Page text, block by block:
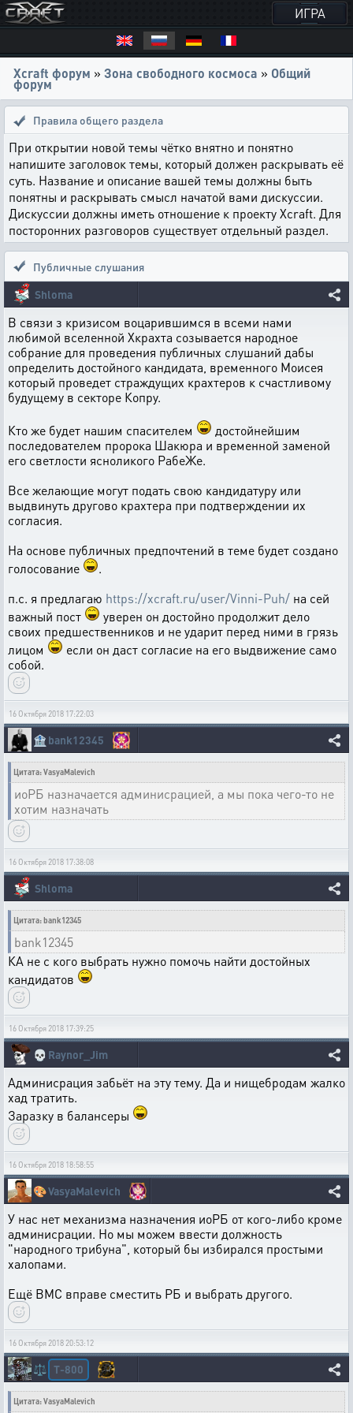
ИГРА
Xcraft форум » Зона свободного космоса » Общий
форум
Правила общего раздела
При открытии новой темы чётко внятно и понятно
напишите заголовок темы, который должен раскрывать её
суть. Название и описание вашей темы должны быть
понятны и раскрывать смысл начатой вами дискуссии.
Дискуссии должны иметь отношение к проекту Xcraft. Для
посторонних разговоров существует отдельный раздел.
Публичные слушания
Shloma
В связи з кризисом воцарившимся в всеми нами
любимой вселенной Хкрахта созывается народное
собрание для проведения публичных слушаний дабы
определить достойного кандидата, временного Моисея
который проведет страждущих крахтеров к счастливому
будущему в секторе Копру.
Кто же будет нашим спасителем
достойнейшим
последователем пророка Шакюра и временной заменой
его светлости ясноликого РабеЖе.
Все желающие могут подать свою кандидатуру или
выдвинуть другово крахтера при подтверждении их
согласия.
На основе публичных предпочтений в теме будет создано
голосование
.
п.с. я предлагаю https://xcraft.ru/user/Vinni-Puh/ на сей
важный пост
уверен он достойно продолжит дело
своих предшественников и не ударит перед ними в грязь
лицом
если он даст согласие на его выдвижение само
собой.
16 Октября 2018 17:22:03
🏦 bank12345
Цитата: VasyaMalevich
иоРБ назначается админисрацией, а мы пока чего-то не
хотим назначать
16 Октября 2018 17:38:08
Shloma
Цитата: bank12345
bank12345
КА не с кого выбрать нужно помочь найти достойных
кандидатов
16 Октября 2018 17:39:25
💀 Raynor_Jim
Админисрация забьёт на эту тему. Да и нищебродам жалко
хад тратить.
Заразку в балансеры
16 Октября 2018 18:58:55
🎨VasyaMalevich
У нас нет механизма назначения иоРБ от кого-либо кроме
админисрации. Но мы можем ввести должность
"народного трибуна", который бы избирался простыми
халопами.
Ещё ВМС вправе сместить РБ и выбрать другого.
16 Октября 2018 20:53:12
⚖️ T-800
Цитата: VasyaMalevich